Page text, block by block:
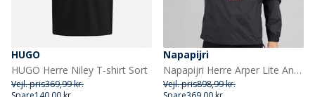
HUGO
HUGO Herre Niley T-shirt Sort
Vejl. pris369,99 kr.
Napapijri
Napapijri Herre Arper Lite Anorak Sort
Vejl. pris898,99 kr.